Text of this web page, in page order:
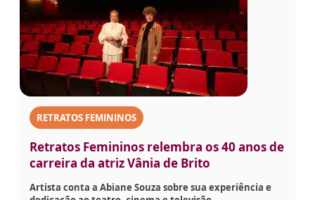
RETRATOS FEMININOS
Retratos Femininos relembra os 40 anos de
carreira da atriz Vânia de Brito
Artista conta a Abiane Souza sobre sua experiência e